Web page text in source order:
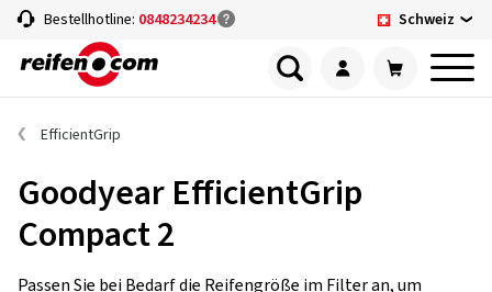
Bestellhotline: 0848234234 Schweiz
EfficientGrip
Goodyear EfficientGrip
Compact 2
Passen Sie bei Bedarf die Reifengröße im Filter an, um